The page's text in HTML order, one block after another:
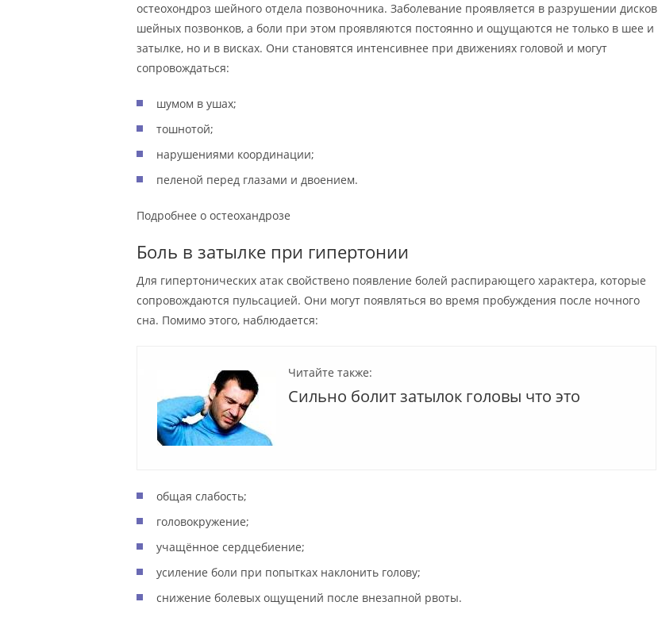
остеохондроз шейного отдела позвоночника. Заболевание проявляется в разрушении дисков
шейных позвонков, а боли при этом проявляются постоянно и ощущаются не только в шее и
затылке, но и в висках. Они становятся интенсивнее при движениях головой и могут
сопровождаться:
шумом в ушах;
тошнотой;
нарушениями координации;
пеленой перед глазами и двоением.
Подробнее о остеохандрозе
Боль в затылке при гипертонии
Для гипертонических атак свойствено появление болей распирающего характера, которые
сопровождаются пульсацией. Они могут появляться во время пробуждения после ночного
сна. Помимо этого, наблюдается:
Читайте также:
Сильно болит затылок головы что это
общая слабость;
головокружение;
учащённое сердцебиение;
усиление боли при попытках наклонить голову;
снижение болевых ощущений после внезапной рвоты.